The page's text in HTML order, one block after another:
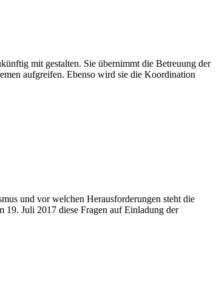
mit gestalten. Sie übernimmt die Betreuung der
aufgreifen. Ebenso wird sie die Koordination
und vor welchen Herausforderungen steht die
19. Juli 2017 diese Fragen auf Einladung der